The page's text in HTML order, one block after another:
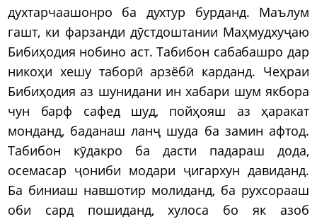
духтарчаашонро ба духтур бурданд. Маълум
гашт, ки фарзанди дӯстдоштании Маҳмудхуҷаю
Бибиҳодия нобино аст. Табибон сабабашро дар
никоҳи хешу таборӣ арзёбӣ карданд. Чеҳраи
Бибиҳодия аз шунидани ин хабари шум якбора
чун барф сафед шуд, пойҳояш аз ҳаракат
монданд, баданаш ланҷ шуда ба замин афтод.
Табибон кӯдакро ба дасти падараш дода,
осемасар ҷониби модари ҷигархун давиданд.
Ба биниаш навшотир молиданд, ба рухсорааш
оби сард пошиданд, хулоса бо як азоб